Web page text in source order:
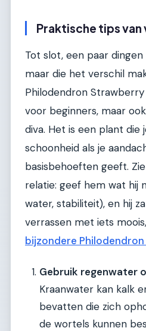
Praktische tips van
Tot slot, een paar
maar die het verschil
Philodendron
voor beginners, maar
diva. Het is een plant
schoonheid als je
basisbehoeften geeft.
relatie: geef hem wat hij
water, stabiliteit), en hij
verrassen met iets
bijzondere
Gebruik regenwater
Kraanwater kan kalk
bevatten die zich
de wortels kunnen